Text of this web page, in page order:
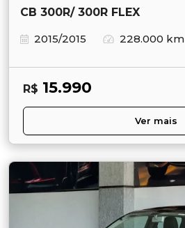
CB 300R/ 300R FLEX
2015/2015
228.000 km
R$ 15.990
Ver mais